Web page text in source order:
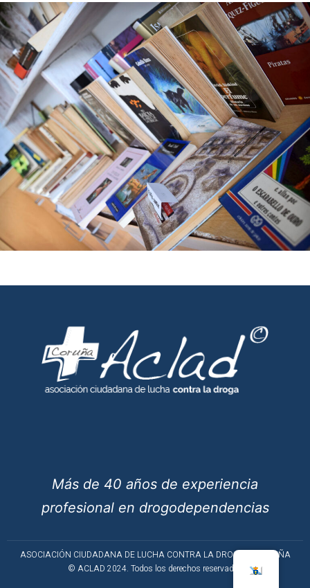
Más de 40 años de experiencia
profesional en drogodependencias
ASOCIACIÓN CIUDADANA DE LUCHA CONTRA LA DROGA – CORUÑA
© ACLAD 2024. Todos los derechos reservados